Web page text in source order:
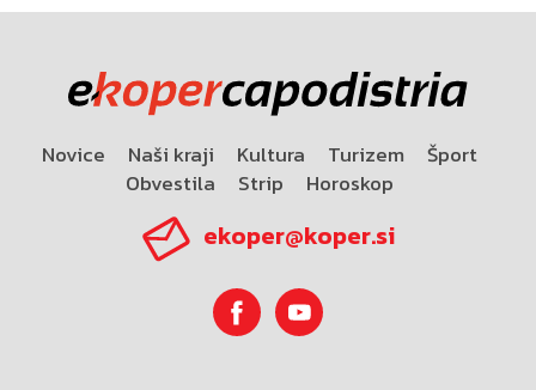
Novice Naši kraji Kultura Turizem
Šport
Obvestila
Strip Horoskop
ekoper@koper.si